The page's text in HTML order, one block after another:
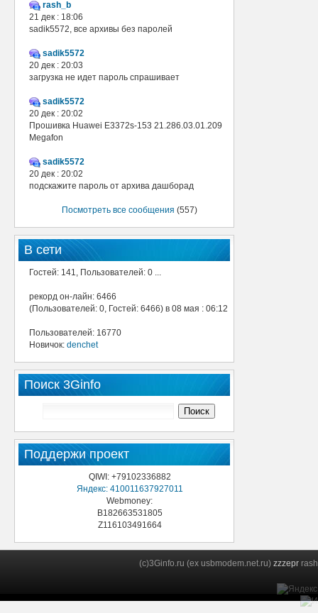
rash_b
21 дек : 18:06
sadik5572, все архивы без паролей
sadik5572
20 дек : 20:03
загрузка не идет пароль спрашивает
sadik5572
20 дек : 20:02
Прошивка Huawei E3372s-153 21.286.03.01.209
Megafon
sadik5572
20 дек : 20:02
подскажите пароль от архива дашборад
Посмотреть все сообщения (557)
В сети
Гостей: 141, Пользователей: 0 ...
рекорд он-лайн: 6466
(Пользователей: 0, Гостей: 6466) в 08 мая : 06:12
Пользователей: 16770
Новичок: denchet
Поиск 3Ginfo
Поддержи проект
QIWI: +79102336882
Яндекс: 410011637927011
Webmoney:
B182663531805
Z116103491664
(c)3Ginfo.ru (ex usbmodem.net.ru) zzzepr